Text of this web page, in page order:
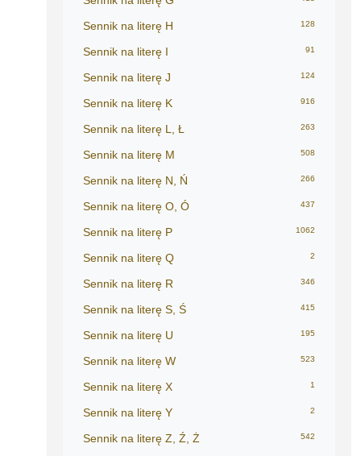
Sennik na literę H 128
Sennik na literę I 91
Sennik na literę J 124
Sennik na literę K 916
Sennik na literę L, Ł 263
Sennik na literę M 508
Sennik na literę N, Ń 266
Sennik na literę O, Ó 437
Sennik na literę P 1062
Sennik na literę Q 2
Sennik na literę R 346
Sennik na literę S, Ś 415
Sennik na literę U 195
Sennik na literę W 523
Sennik na literę X 1
Sennik na literę Y 2
Sennik na literę Z, Ź, Ż 542